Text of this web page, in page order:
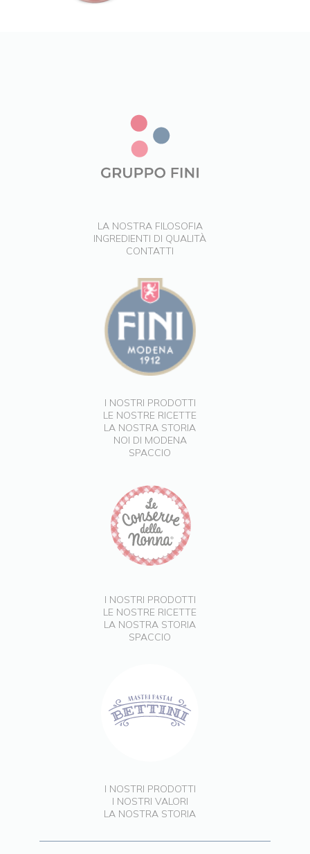
LA NOSTRA FILOSOFIA
INGREDIENTI DI QUALITÀ
CONTATTI
I NOSTRI PRODOTTI
LE NOSTRE RICETTE
LA NOSTRA STORIA
NOI DI MODENA
SPACCIO
I NOSTRI PRODOTTI
LE NOSTRE RICETTE
LA NOSTRA STORIA
SPACCIO
I NOSTRI PRODOTTI
I NOSTRI VALORI
LA NOSTRA STORIA